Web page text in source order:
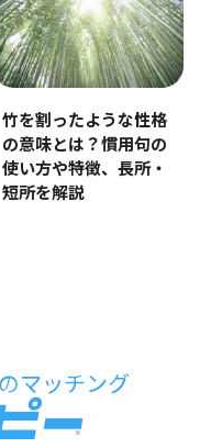
竹を割ったような性格
の意味とは？慣用句の
使い方や特徴、長所・
短所を解説